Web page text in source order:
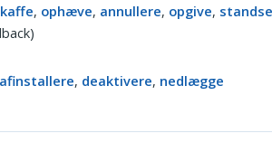
, ophæve, annullere, opgive, standse
afinstallere, deaktivere, nedlægge